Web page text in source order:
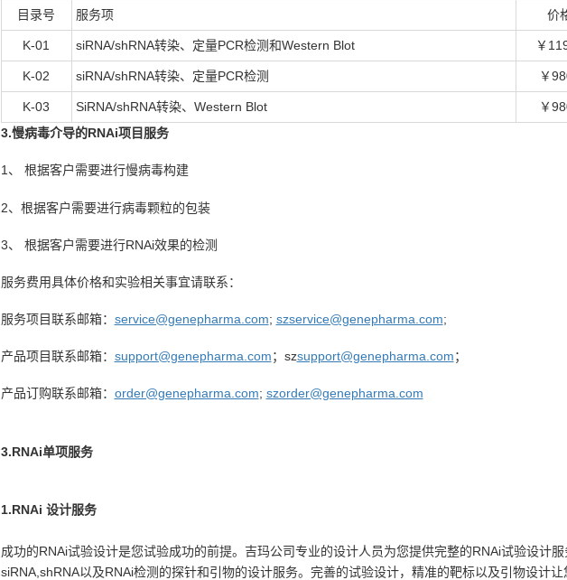
目录号 服务项 价
K-01 siRNA/shRNA转染、定量PCR检测和Western Blot ￥
K-02 siRNA/shRNA转染、定量PCR检测 ￥
K-03 SiRNA/shRNA转染、Western Blot ￥
3.慢病毒介导的RNAi项目服务
1、 根据客户需要进行慢病毒构建
2、根据客户需要进行病毒颗粒的包装
3、 根据客户需要进行RNAi效果的检测
服务费用具体价格和实验相关事宜请联系：
服务项目联系邮箱： service@genepharma.com; szservice@genepharma.com;
产品项目联系邮箱： support@genepharma.com； szsupport@genepharma.com；
产品订购联系邮箱： order@genepharma.com; szorder@genepharma.com
3.RNAi单项服务
1.RNAi 设计服务
成功的RNAi试验设计是您试验成功的前提。吉玛公司专业的设计人员为您提供完整的RNAi试验设计
siRNA,shRNA以及RNAi检测的探针和引物的设计服务。完善的试验设计，精准的靶标以及引物设计让